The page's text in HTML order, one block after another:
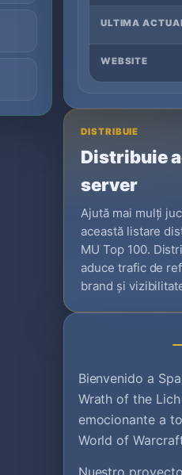
ULTIMA
WEBSITE
DISTRIBUIE
Distribuie
server
Ajută mai mulți
această listare
MU Top 100.
aduce trafic de
brand și
Bienvenido a
Wrath of the
emocionante a
World of
Nuestro